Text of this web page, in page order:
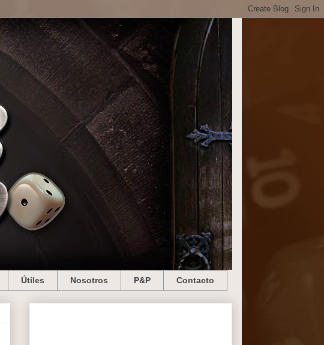
Útiles Nosotros P&P Contacto